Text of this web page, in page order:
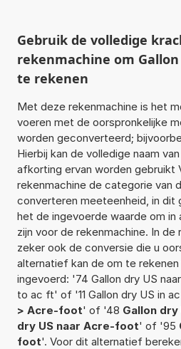
Gebruik de volledige
rekenmachine om
te rekenen
Met deze rekenmachine is het
voeren met de oorspronkelijke
worden geconverteerd;
Hierbij kan de volledige naam
afkorting ervan worden gebruikt
rekenmachine de categorie van
converteren meeteenheid, in dit
het de ingevoerde waarde om in
zijn voor de rekenmachine. In
zeker ook de conversie die u
alternatief kan de om te
ingevoerd: '74 Gallon dry US
to ac ft' of '11 Gallon dry US in
> Acre-foot' of '48 Gallon dry
dry US naar Acre-foot' of '95
foot'. Voor dit alternatief